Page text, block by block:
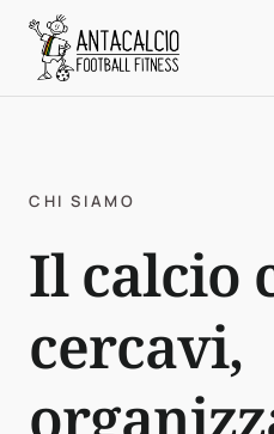
CHI SIAMO
Il calcio
cercavi,